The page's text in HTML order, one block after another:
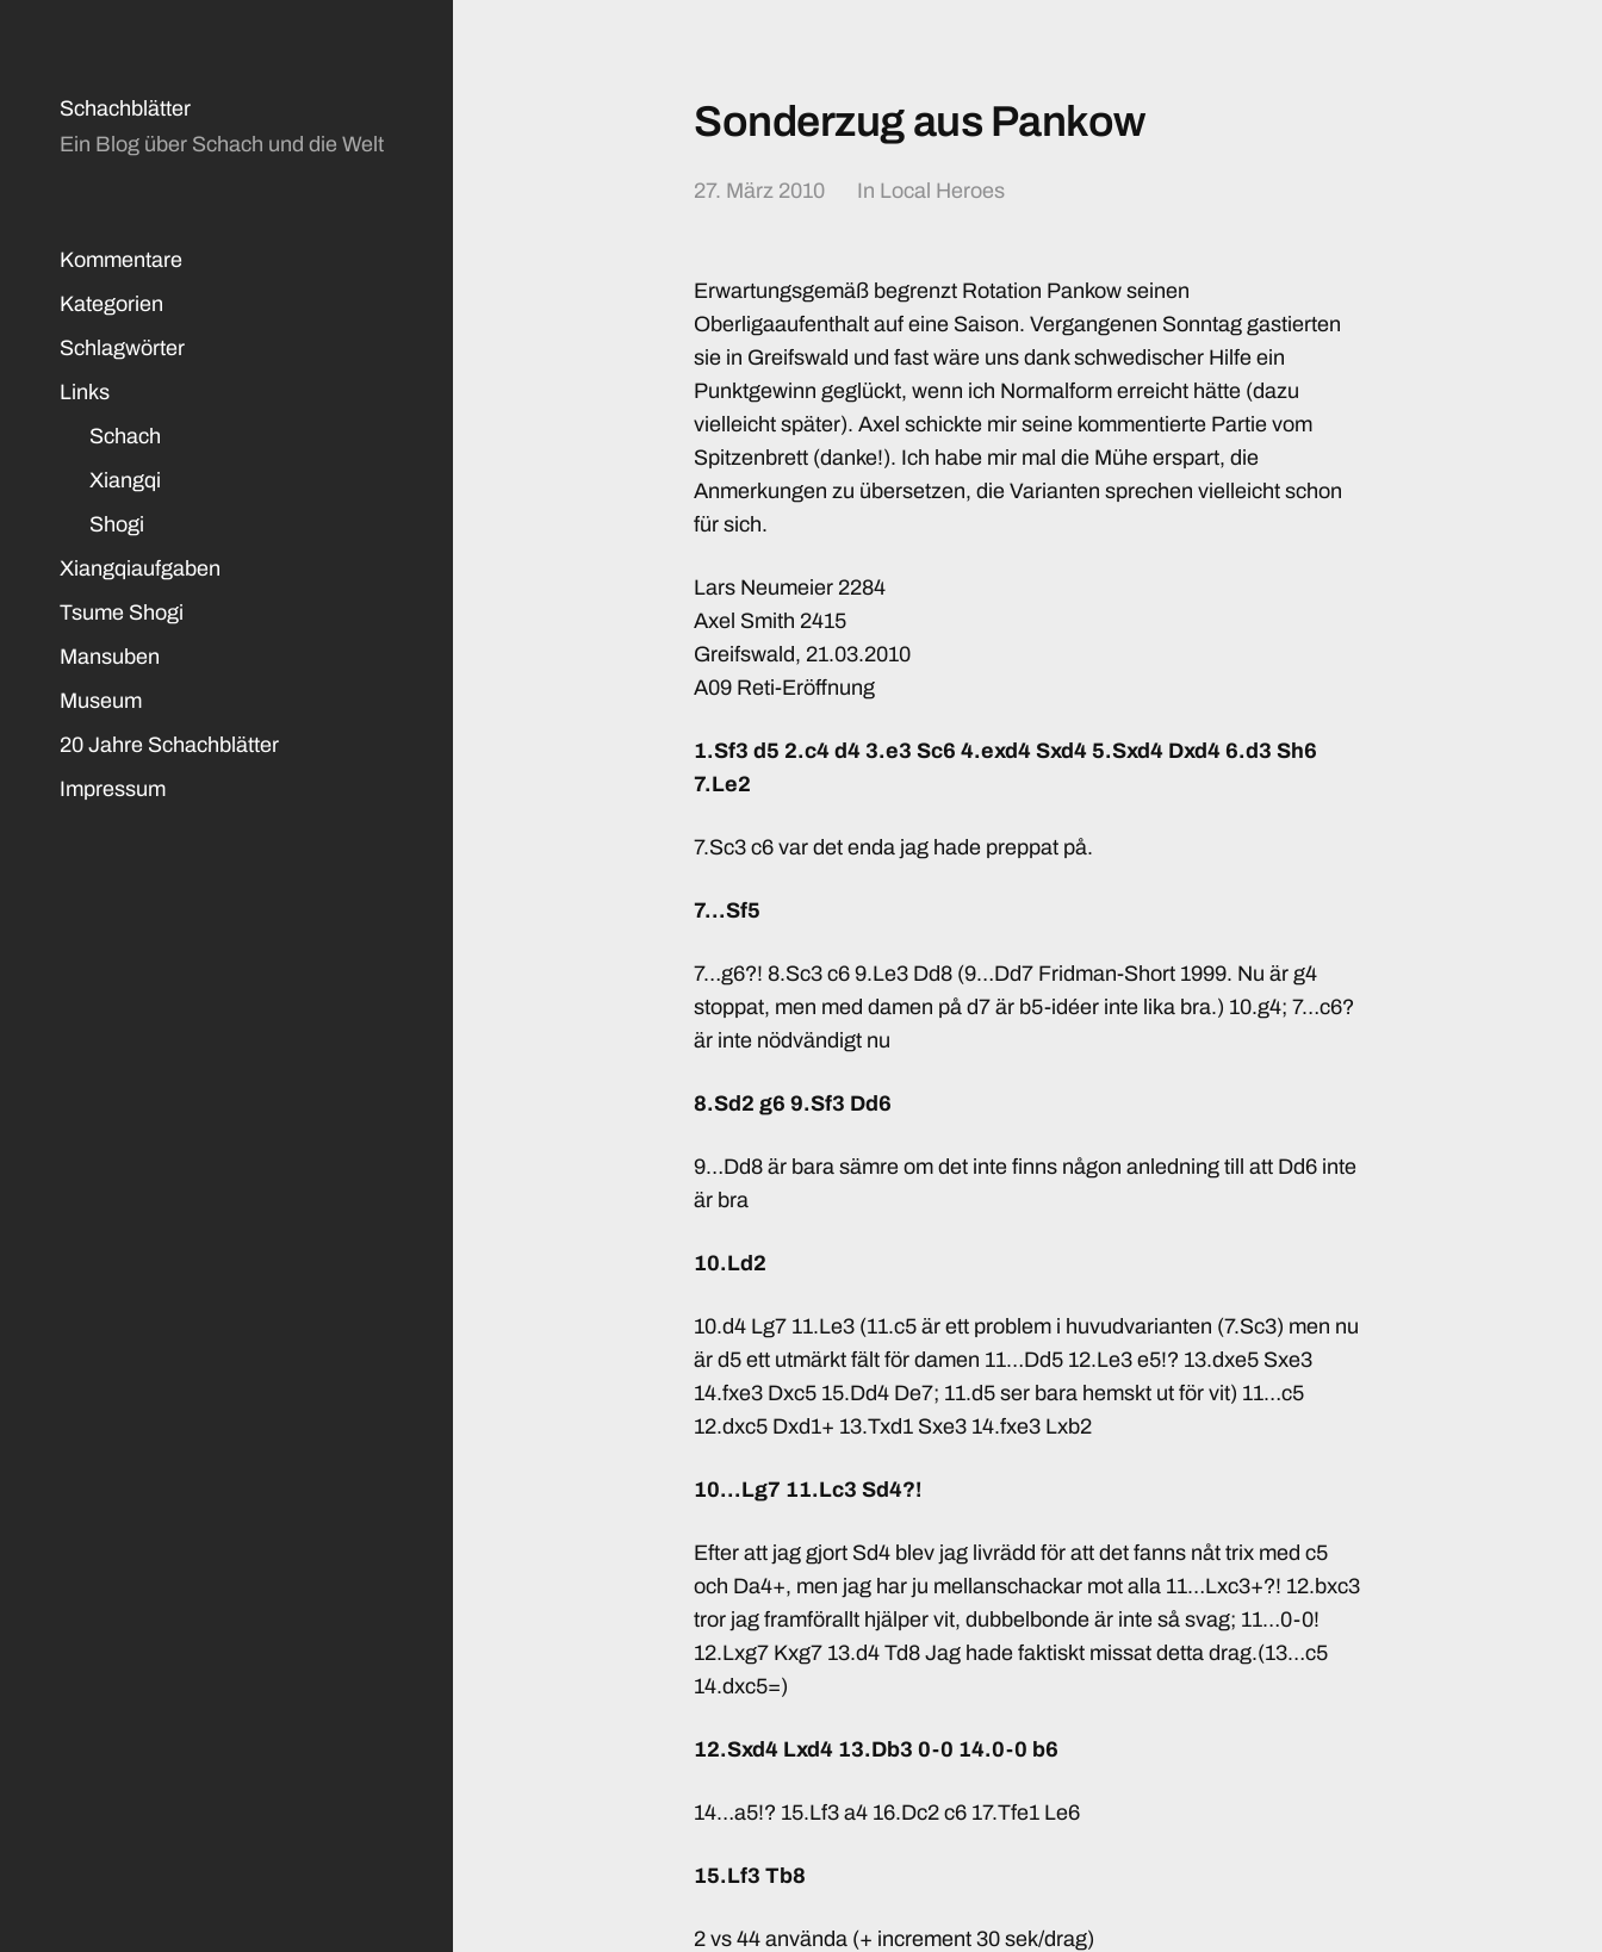
Schachblätter
Ein Blog über Schach und die Welt
Kommentare
Kategorien
Schlagwörter
Links
Schach
Xiangqi
Shogi
Xiangqiaufgaben
Tsume Shogi
Mansuben
Museum
20 Jahre Schachblätter
Impressum
Sonderzug aus Pankow
27. März 2010 In Local Heroes
Erwartungsgemäß begrenzt Rotation Pankow seinen
Oberligaaufenthalt auf eine Saison. Vergangenen Sonntag gastierten
sie in Greifswald und fast wäre uns dank schwedischer Hilfe ein
Punktgewinn geglückt, wenn ich Normalform erreicht hätte (dazu
vielleicht später). Axel schickte mir seine kommentierte Partie vom
Spitzenbrett (danke!). Ich habe mir mal die Mühe erspart, die
Anmerkungen zu übersetzen, die Varianten sprechen vielleicht schon
für sich.
Lars Neumeier 2284
Axel Smith 2415
Greifswald, 21.03.2010
A09 Reti-Eröffnung
1.Sf3 d5 2.c4 d4 3.e3 Sc6 4.exd4 Sxd4 5.Sxd4 Dxd4 6.d3 Sh6
7.Le2
7.Sc3 c6 var det enda jag hade preppat på.
7…Sf5
7…g6?! 8.Sc3 c6 9.Le3 Dd8 (9…Dd7 Fridman-Short 1999. Nu är g4
stoppat, men med damen på d7 är b5-idéer inte lika bra.) 10.g4; 7…c6?
är inte nödvändigt nu
8.Sd2 g6 9.Sf3 Dd6
9…Dd8 är bara sämre om det inte finns någon anledning till att Dd6 inte
är bra
10.Ld2
10.d4 Lg7 11.Le3 (11.c5 är ett problem i huvudvarianten (7.Sc3) men nu
är d5 ett utmärkt fält för damen 11…Dd5 12.Le3 e5!? 13.dxe5 Sxe3
14.fxe3 Dxc5 15.Dd4 De7; 11.d5 ser bara hemskt ut för vit) 11…c5
12.dxc5 Dxd1+ 13.Txd1 Sxe3 14.fxe3 Lxb2
10…Lg7 11.Lc3 Sd4?!
Efter att jag gjort Sd4 blev jag livrädd för att det fanns nåt trix med c5
och Da4+, men jag har ju mellanschackar mot alla 11…Lxc3+?! 12.bxc3
tror jag framförallt hjälper vit, dubbelbonde är inte så svag; 11…0-0!
12.Lxg7 Kxg7 13.d4 Td8 Jag hade faktiskt missat detta drag.(13…c5
14.dxc5=)
12.Sxd4 Lxd4 13.Db3 0-0 14.0-0 b6
14…a5!? 15.Lf3 a4 16.Dc2 c6 17.Tfe1 Le6
15.Lf3 Tb8
2 vs 44 använda (+ increment 30 sek/drag)